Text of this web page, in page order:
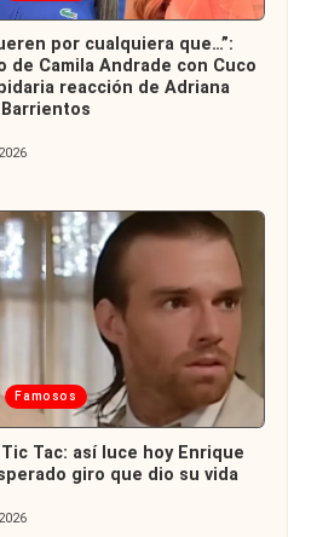
por cualquiera que…”:
Camila Andrade con Cuco
reacción de Adriana
Barrientos
Famosos
Tac: así luce hoy Enrique
giro que dio su vida